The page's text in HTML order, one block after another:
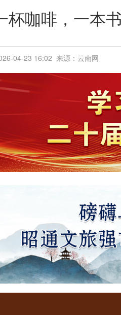
杯咖啡，一本
04-23 16:02 来源：云南网